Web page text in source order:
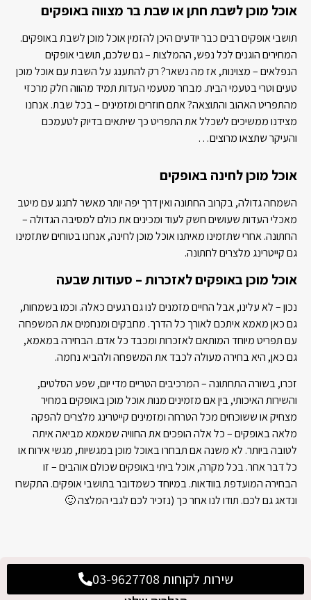
שירות לקוחות 03-9627708
אוכל מוכן לשבת חתן או שבת בר מצווה באופקים
תושבי אופקים רבים כבר יודעים היכן להזמין אוכל מוכן לשבת באופקים.
המחירים הוגנים לכל נפש, ההמלצות – גם שלכם, תושבי אופקים
הנפלאים – מצוינות, אז מה נשאר? רק להתענג על השבת עם אוכל מוכן
טעים וטרי בטעמי הבית. מבחר מטעמי העדות תמיד מהווה חלק מרכזי
מהתפריט האהוב והתוצאה? אתם חוזרים ומזמינים – בכל שבת. אנחנו
מצידנו ממשיכים לשכלל את התפריט כך שיתאים בדיוק לטעמכם
והעיקר שתצאו מרוצים…
אוכל מוכן לחינה באופקים
השמחה גדולה, בקרוב החתונה ואין דרך יפה יותר מאשר לחגוג עם מיטב
מאכלי העדות שעושים חשק לעוד ומכינים את כולם למסיבה הגדולה –
החתונה. אחרי שתזמינו מאיתנו אוכל מוכן לחינה, אנחנו בטוחים שתזמינו
גם קייטרינג מלצרים לחתונה.
אוכל מוכן באופקים לאזכרות – סעודות שבעה
נכון – לא עלינו, אבל החיים מזמנים לנו גם רגעים כאלה. וכמו בשמחות,
גם כאן מאמא איתכם לאורך כל הדרך. מחבקים ומנחמים את המשפחה
עם תפריט מיוחד המותאם לאזכרות ומכבד כל אדם. הבחירה במאמא,
גם כאן, היא בחירה מעולה לכבד את המשפחה ולהביא נחמה.
זכרו, בשורה התחתונה – המרכיבים הטריים מדי יום, שפע הסלטים,
והשירות האיכותי, בין אם מזמינים מנות אוכל מוכן באופקים במחיר
מצחיק או ששוכחים מכל הטרחה ומזמינים קייטרינג מלצרים להפקה
מלאה באופקים – כל אלה הופכים את החוויה שמאמא מביאה איתה
לטובה ביותר. לא משנה אם תבחרו באוכל מוכן במגשיות, מגשי אירוח או
כל דבר אחר. בכל מקרה, אוכל ביתי באופקים שכולם אוהבים – זו
הבחירה המועדפת בוודאות. במיוחד כשמדובר בתושבי אופקים. התקשרו
ונדאג גם לכם. תודו לנו אחר כך (נזכיר לכם לגבי המלצה 🙂